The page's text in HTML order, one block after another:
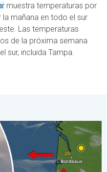
muestra temperaturas por
mañana en todo el sur
Las temperaturas
de la próxima semana
sur, incluida Tampa.
de control. España y